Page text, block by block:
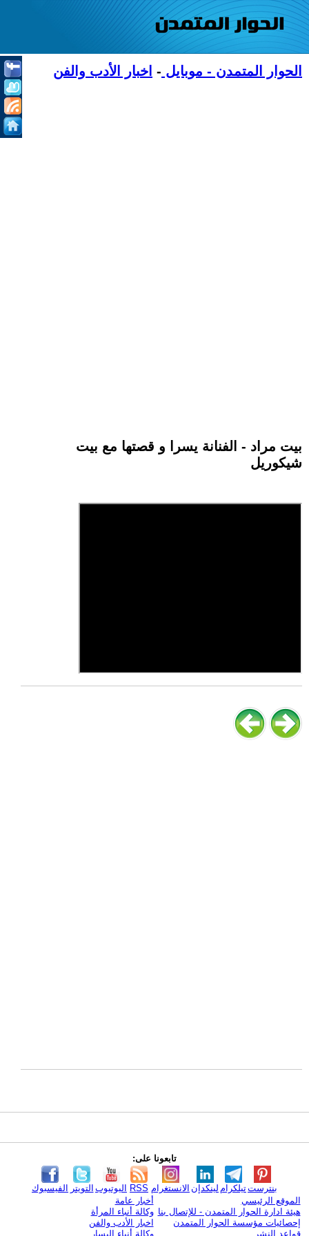
الحوار المتمدن - موبايل - اخبار الأدب والفن
بيت مراد - الفنانة يسرا و قصتها مع بيت
شيكوريل
تابعونا على:
الفيسبوك التويتر اليوتيوب RSS الانستغرام لينكدإن تيلكرامبنترست
الموقع الرئيسي
هيئة ادارة الحوار المتمدن - للإتصال بنا
إحصائيات مؤسسة الحوار المتمدن
قواعد النشر
أخبار عامة
وكالة أنباء المرأة
اخبار الأدب والفن
وكالة أنباء اليسار